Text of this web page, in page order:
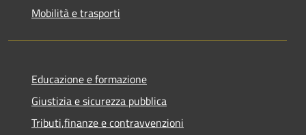
Mobilità e trasporti
Educazione e formazione
Giustizia e sicurezza pubblica
Tributi,finanze e contravvenzioni